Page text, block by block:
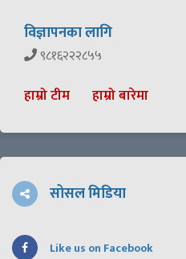
विज्ञापनका लागि
९८१६२२२८५५
हाम्रो टीम हाम्रो बारेमा
सोसल मिडिया
Like us on Facebook